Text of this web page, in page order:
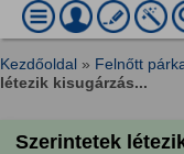
Kezdőoldal » Felnőtt
létezik kisugárzás...
Szerintetek